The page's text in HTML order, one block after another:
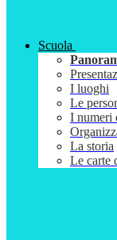
Scuola
I luoghi
Le
I numeri
La storia
Le carte